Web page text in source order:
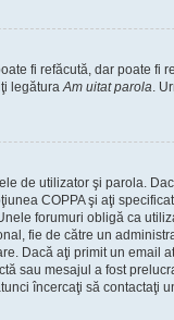
fi refăcută, dar poate fi
legăturaAm uitat parola.
de utilizator şi parola.
COPPA şi aţi
forumuri obligă ca
fie de către un
Dacă aţi primit un email
sau mesajul a fost
încercaţi să contactaţi